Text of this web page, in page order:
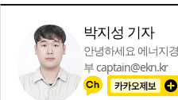
박지성 기자
안녕하세요 에너지
부 captain@ekn.kr